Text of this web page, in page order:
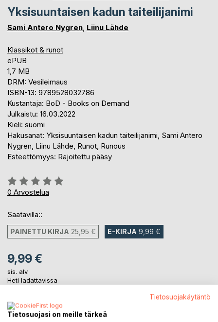
Yksisuuntaisen kadun taiteilijanimi
Sami Antero Nygren, Liinu Lähde
Klassikot & runot
ePUB
1,7 MB
DRM: Vesileimaus
ISBN-13: 9789528032786
Kustantaja: BoD - Books on Demand
Julkaistu: 16.03.2022
Kieli: suomi
Hakusanat: Yksisuuntaisen kadun taiteilijanimi, Sami Antero
Nygren, Liinu Lähde, Runot, Runous
Esteettömyys: Rajoitettu pääsy
Arvostelu::
0%
0 Arvostelua
Saatavilla::
PAINETTU KIRJA 25,95 € E-KIRJA 9,99 €
9,99 €
sis. alv.
Heti ladattavissa
LISÄÄ OSTOSKORIIN
Tietosuojakäytäntö
Tietosuojasi on meille tärkeä